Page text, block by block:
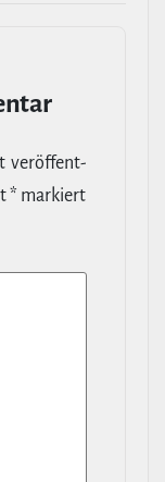
ver­öf­fent­
* markiert